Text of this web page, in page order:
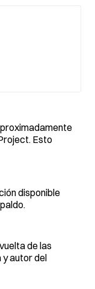
Esto
disponible
de las
y autor del